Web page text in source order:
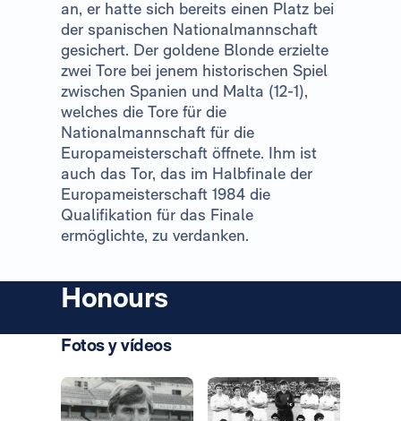
an, er hatte sich bereits einen Platz bei
der spanischen Nationalmannschaft
gesichert. Der goldene Blonde erzielte
zwei Tore bei jenem historischen Spiel
zwischen Spanien und Malta (12-1),
welches die Tore für die
Nationalmannschaft für die
Europameisterschaft öffnete. Ihm ist
auch das Tor, das im Halbfinale der
Europameisterschaft 1984 die
Qualifikation für das Finale
ermöglichte, zu verdanken.
Honours
Fotos y vídeos
Foto: Real Madrid